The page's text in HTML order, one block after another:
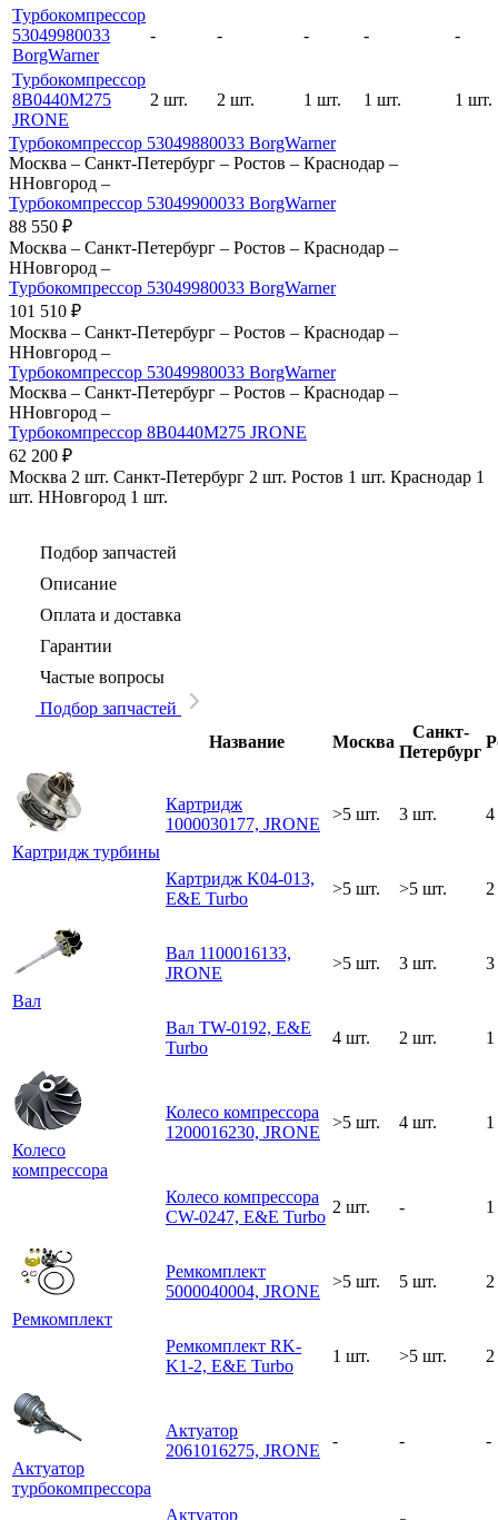
Турбокомпрессор
53049980033
BorgWarner
- - - - -
Турбокомпрессор
8B0440M275
JRONE
2 шт. 2 шт. 1 шт. 1 шт. 1 шт.
Турбокомпрессор 53049880033 BorgWarner
Москва – Санкт-Петербург – Ростов – Краснодар –
ННовгород –
Турбокомпрессор 53049900033 BorgWarner
88 550 ₽
Москва – Санкт-Петербург – Ростов – Краснодар –
ННовгород –
Турбокомпрессор 53049980033 BorgWarner
101 510 ₽
Москва – Санкт-Петербург – Ростов – Краснодар –
ННовгород –
Турбокомпрессор 53049980033 BorgWarner
Москва – Санкт-Петербург – Ростов – Краснодар –
ННовгород –
Турбокомпрессор 8B0440M275 JRONE
62 200 ₽
Москва 2 шт. Санкт-Петербург 2 шт. Ростов 1 шт. Краснодар 1
шт. ННовгород 1 шт.
Подбор запчастей
Описание
Оплата и доставка
Гарантии
Частые вопросы
Подбор запчастей
Название
Москва
Санкт-
Петербург
Картридж турбины
Картридж
1000030177, JRONE
>5 шт. 3 шт.
Картридж K04-013,
E&E Turbo
>5 шт. >5 шт.
Вал
Вал 1100016133,
JRONE
>5 шт. 3 шт.
Вал TW-0192, E&E
Turbo
4 шт. 2 шт.
Колесо
компрессора
Колесо компрессора
1200016230, JRONE
>5 шт. 4 шт.
Колесо компрессора
CW-0247, E&E Turbo
2 шт. -
Ремкомплект
Ремкомплект
5000040004, JRONE
>5 шт. 5 шт.
Ремкомплект RK-
K1-2, E&E Turbo
1 шт. >5 шт.
Актуатор
турбокомпрессора
Актуатор
2061016275, JRONE
- - -
Актуатор